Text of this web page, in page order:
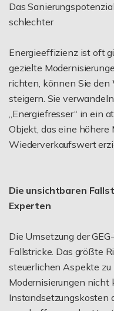
Das
schlechter
Energieeffizienz ist oft
gezielte
richten, können Sie den
steigern. Sie
„Energiefresser“ in ein
Objekt, das eine höhere
Wiederverkaufswert
Die unsichtbaren
Experten
Die Umsetzung der
Fallstricke. Das größte
steuerlichen Aspekte zu
Modernisierungen nicht
Instandsetzungskosten